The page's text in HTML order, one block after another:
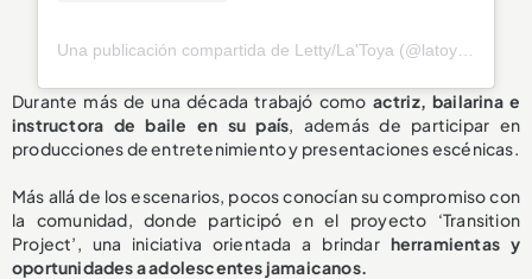
Durante más de una década trabajó como actriz, bailarina e
instructora de baile en su país, además de participar en
producciones de entretenimiento y presentaciones escénicas.
Más allá de los escenarios, pocos conocían su compromiso con
la comunidad, donde participó en el proyecto ‘Transition
Project’, una iniciativa orientada a brindar herramientas y
oportunidades a adolescentes jamaicanos.